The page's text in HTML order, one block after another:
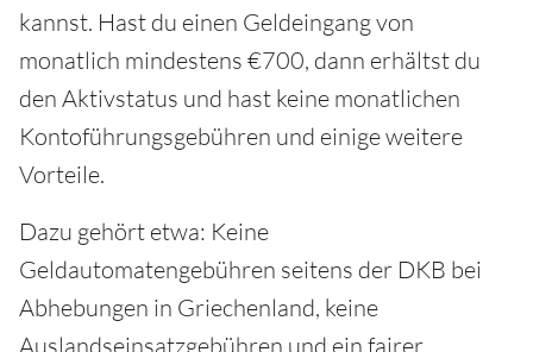
kannst. Hast du einen Geldeingang von
monatlich mindestens €700, dann erhältst du
den Aktivstatus und hast keine monatlichen
Kontoführungsgebühren und einige weitere
Vorteile.
Dazu gehört etwa: Keine
Geldautomatengebühren seitens der DKB bei
Abhebungen in Griechenland, keine
Auslandseinsatzgebühren und ein fairer